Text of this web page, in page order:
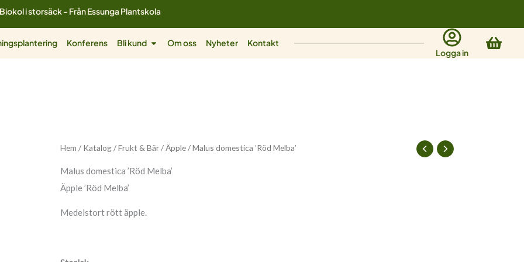
i storsäck - Från Essunga Plantskola
Konferens Bli kund Öppna Bli kund
Om oss Nyheter
Kontakt
Logga in
Hem / Katalog/Frukt & Bär/Äpple/ Malus domestica ’Röd Melba’
Malus domestica ’Röd Melba’
Äpple ’Röd Melba’
Medelstort rött äpple.
Malus
Melba'
mängd